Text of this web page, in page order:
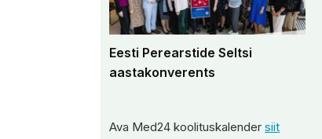
Eesti Perearstide Seltsi
aastakonverents
Ava Med24 koolituskalendersiit